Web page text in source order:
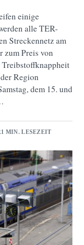
einige
alle TER-
Streckennetz am
zum Preis von
Treibstoffknappheit
Region
dem 15. und
1 MIN. LESEZEIT